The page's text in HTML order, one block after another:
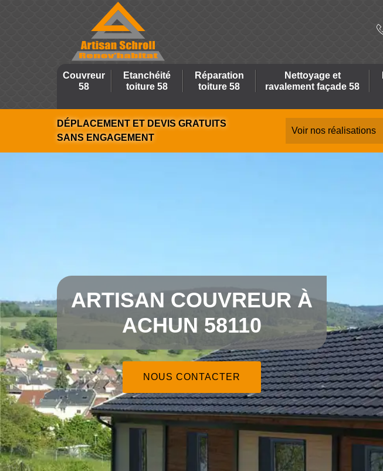
Couvreur
58
Etanchéité
toiture 58
Réparation
toiture 58
Nettoyage et
ravalement façade 58
DÉPLACEMENT ET DEVIS GRATUITS
SANS ENGAGEMENT
Voir nos réalisations
ARTISAN COUVREUR À
ACHUN 58110
NOUS CONTACTER